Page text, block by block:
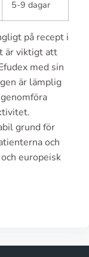
5-9 dagar
på recept i
är viktigt att
med sin
är lämplig
grund för
och
europeisk